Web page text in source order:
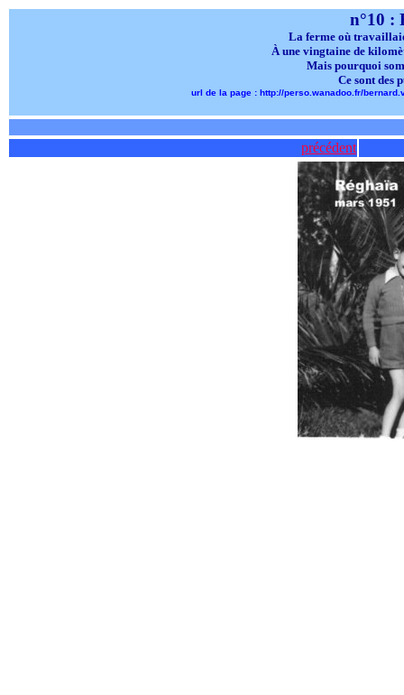
n°10 :
La ferme où
À une vingtaine de
Mais pourquoi
Ce sont des
url de la page : http://perso.wanadoo.fr/
précédent